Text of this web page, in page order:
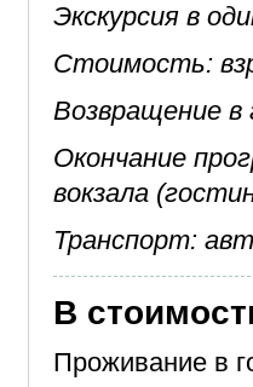
Экскурсия в
Стоимость:
Возвращение в
Окончание
вокзала
Транспорт:
В
Проживание в